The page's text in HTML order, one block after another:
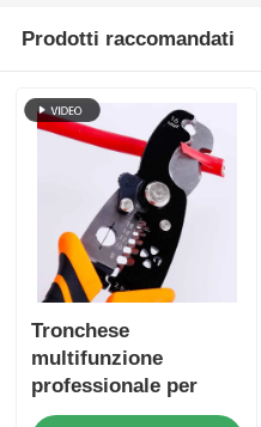
Chi siamo
Fatory Tour
Controllo di qualità
Contattaci
Prodotti raccomandati
Tronchese
multifunzione
professionale per
cavi e fili per lavori